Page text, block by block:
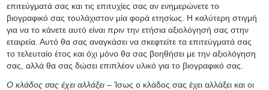
επιτεύγματά σας και τις επιτυχίες σας αν ενημερώνετε το
βιογραφικό σας τουλάχιστον μία φορά ετησίως. Η καλύτερη στιγμή
για να το κάνετε αυτό είναι πριν την ετήσια αξιολόγησή σας στην
εταιρεία. Αυτό θα σας αναγκάσει να σκεφτείτε τα επιτεύγματά σας
το τελευταίο έτος και όχι μόνο θα σας βοηθήσει με την αξιολόγηση
σας, αλλά θα σας δώσει επιπλέον υλικό για το βιογραφικό σας.
Ο κλάδος σας έχει αλλάξει – Ίσως ο κλάδος σας έχει αλλάξει και οι